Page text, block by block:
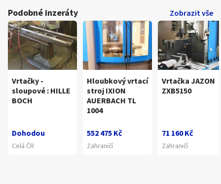
Podobné inzeráty Zobrazit vše
Vrtačky -
sloupové : HILLE
BOCH
Dohodou
Celá ČR
Hloubkový vrtací
stroj IXION
AUERBACH TL
1004
552 475 Kč
Zahraničí
Vrtačka JAZON
ZXB5150
71 160 Kč
Zahraničí